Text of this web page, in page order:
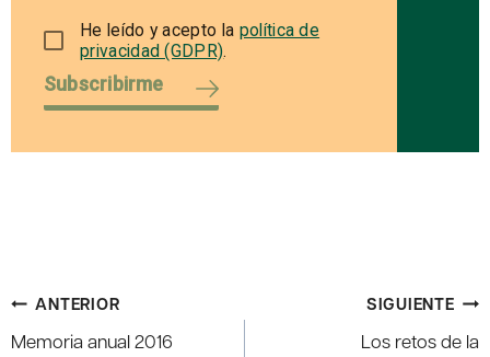
He leído y acepto la política de
privacidad (GDPR).
Subscribirme
Navegación
de
ANTERIOR
Memoria anual 2016
SIGUIENTE
Los retos de la